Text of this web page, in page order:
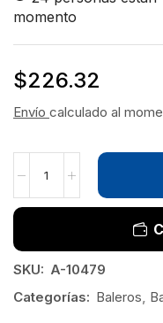
momento
$226.32
Envío calculado al
SKU: A-10479
Categorías: Baleros,